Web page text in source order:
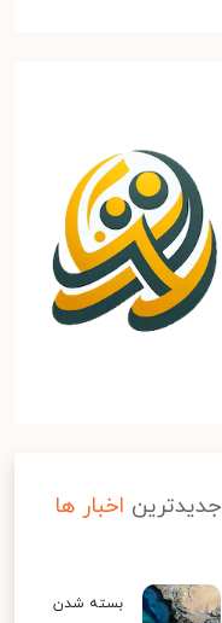
جدیدترین اخبار ها
بسته شدن